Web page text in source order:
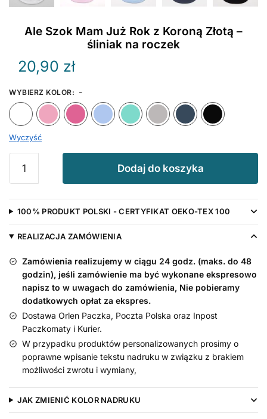
Ale Szok Mam Już Rok z Koroną Złotą –
śliniak na roczek
20,90 zł
WYBIERZ KOLOR: -
Biały
Różowy Ciemny Różowy
Błękitny MiętowySzary
Wyczyść
Szok
Mam
Już
Koroną
Złotą
śliniak
na
roczek
Dodaj do koszyka
100% PRODUKT POLSKI - CERTYFIKAT OEKO-TEX 100
REALIZACJA ZAMÓWIENIA
Zamówienia realizujemy w ciągu 24 godz. (maks. do 48
godzin), jeśli zamówienie ma być wykonane ekspresowo
napisz to w uwagach do zamówienia, Nie pobieramy
dodatkowych opłat za ekspres.
Dostawa Orlen Paczka, Poczta Polska oraz Inpost
Paczkomaty i Kurier.
W przypadku produktów personalizowanych prosimy o
poprawne wpisanie tekstu nadruku w związku z brakiem
możliwości zwrotu i wymiany,
JAK ZMIENIĆ KOLOR NADRUKU